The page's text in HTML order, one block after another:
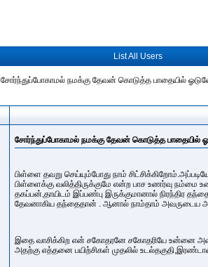
List All Users
சோர்ந்துப்போகாமல் நமக்கு தேவன் கொடுத்த பாதையில்
சோர்ந்துப்போகாமல் நமக்கு தேவன் கொடுத்த பாதையில்
பிள்ளை தவறு செய்யும்போது நாம்
பிள்ளைக்கு வலித்திருக்குமே என்ற பாச உணர்வு
தகப்பன்,தாயிடம் இப்பண்பு இருக்குமானால் நிரந்திர
தேவனாகிய தந்தைதான் . ஆனால் நாம்தாம் அவருடைய
இதை வாசிக்கிற என் சகோதரனே சகோதரியே உன்னை அவர்
அதற்கு எத்தனை பயிற்சிகள் முதலில்